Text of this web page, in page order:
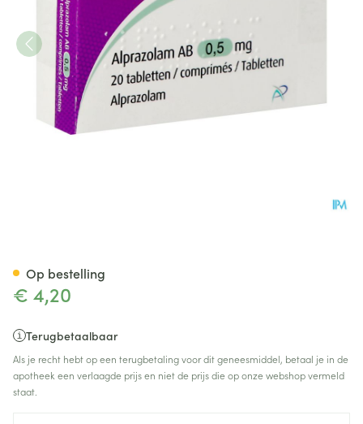
€ 4,20
Terugbetaalbaar
Als je recht hebt op een terugbetaling voor dit geneesmiddel, betaal je in de
apotheek een verlaagde prijs en niet de prijs die op onze webshop vermeld
staat.
Op bestelling